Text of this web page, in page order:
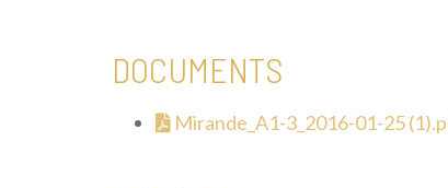
DOCUMENTS
Mirande_A1-3_2016-01-25